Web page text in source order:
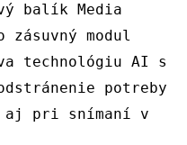
balík Media
modul
technológiu AI s
potreby
aj pri snímaní v